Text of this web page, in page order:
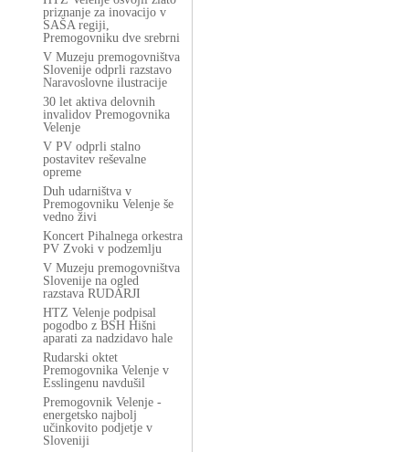
priznanje za inovacijo v
SAŠA regiji,
Premogovniku dve srebrni
V Muzeju premogovništva
Slovenije odprli razstavo
Naravoslovne ilustracije
30 let aktiva delovnih
invalidov Premogovnika
Velenje
V PV odprli stalno
postavitev reševalne
opreme
Duh udarništva v
Premogovniku Velenje še
vedno živi
Koncert Pihalnega orkestra
PV Zvoki v podzemlju
V Muzeju premogovništva
Slovenije na ogled
razstava RUDARJI
HTZ Velenje podpisal
pogodbo z BSH Hišni
aparati za nadzidavo hale
Rudarski oktet
Premogovnika Velenje v
Esslingenu navdušil
Premogovnik Velenje -
energetsko najbolj
učinkovito podjetje v
Sloveniji